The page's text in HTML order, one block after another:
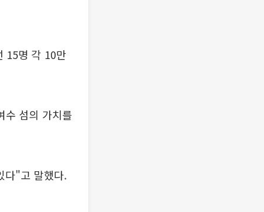
15명 각 10만
수 섬의 가치를
다"고 말했다.